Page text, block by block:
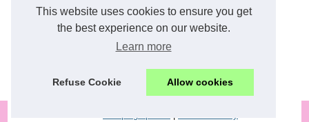
This website uses cookies to ensure you get
the best experience on our website.
Learn more
Refuse Cookie Allow cookies
Découvrez le camping haut de...
Découvrez le paradis des...